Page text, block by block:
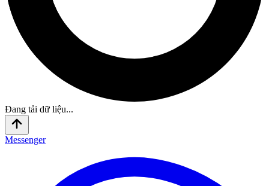
Đang tải dữ liệu...
Messenger